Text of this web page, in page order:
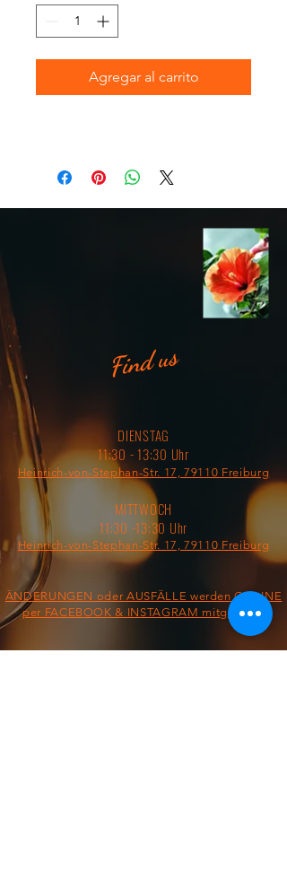
Agregar al carrito
Find us
DIENSTAG
11:30 - 13:30 Uhr
Heinrich-von-Stephan-Str. 17, 79110 Freiburg
MITTWOCH
11:30 -13:30 Uhr
Heinrich-von-Stephan-Str. 17, 79110 Freiburg
ÄNDERUNGEN oder AUSFÄLLE werden ONLINE
per FACEBOOK & INSTAGRAM mitgeteilt!